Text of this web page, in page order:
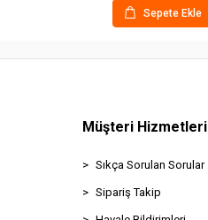
Sepete Ekle
Müşteri Hizmetleri
Sıkça Sorulan Sorular
Sipariş Takip